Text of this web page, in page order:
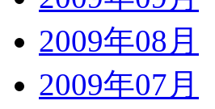
2009年08月
2009年07月